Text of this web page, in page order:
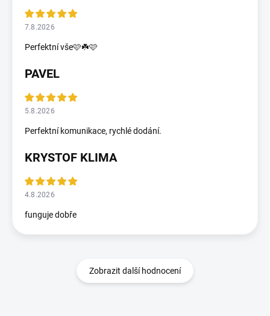
7.8.2026
Perfektní vše🩷☘️🩷
PAVEL
5.8.2026
Perfektní komunikace, rychlé dodání.
KRYSTOF KLIMA
4.8.2026
funguje dobře
Zobrazit další hodnocení